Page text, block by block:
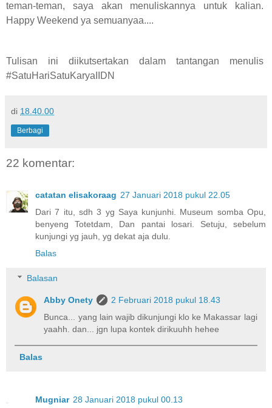
teman-teman, saya akan menuliskannya untuk kalian.
Happy Weekend ya semuanyaa....
Tulisan ini diikutsertakan dalam tantangan menulis
#SatuHariSatuKaryaIIDN
di 18.40.00
Berbagi
22 komentar:
catatan elisakoraag 27 Januari 2018 pukul 22.05
Dari 7 itu, sdh 3 yg Saya kunjunhi. Museum somba Opu,
benyeng Totetdam, Dan pantai losari. Setuju, sebelum
kunjungi yg jauh, yg dekat aja dulu.
Balas
Balasan
Abby Onety
2 Februari 2018 pukul 18.43
Bunca... yang lain wajib dikunjungi klo ke Makassar lagi
yaahh. dan... jgn lupa kontek dirikuuhh hehee
Balas
Mugniar 28 Januari 2018 pukul 00.13